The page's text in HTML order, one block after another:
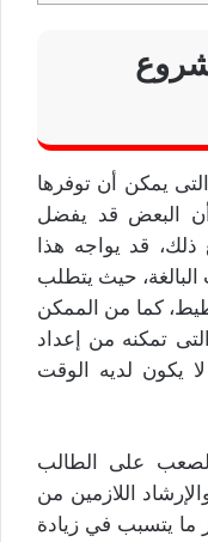
يمكن أن توفرها
أن البعض قد يفضل
قد يواجه هذا
البالغة، حيث يتطلب
كما من الممكن
تمكنه من إعداد
يكون لديه الوقت
على الطالب
اللازمين من
ما يتسبب في زيادة